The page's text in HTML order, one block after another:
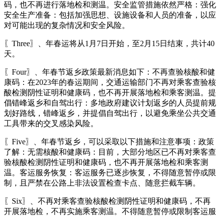
码，也不再进行落地检和测温。安全监管措施依然严格：强化
安全生产准备：包括加强思想、设施设备和人员的准备，以应
对可能出现的复杂情况和安全风险。
〖Three〗、年春运将从1月7日开始，至2月15日结束，共计40
天。
〖Four〗、年春节返乡政策最新消息如下：不再查验核酸和健
康码：在2023年的春运期间，交通运输部门不再对乘客查验核
酸检测阴性证明和健康码，也不再开展落地检和乘客测温。提
倡错峰返乡和自驾出行：多地政府建议计划返乡的人员提前规
划好路线，错峰返乡，并提倡自驾出行，以避免乘坐公共交通
工具带来的交叉感染风险。
〖Five〗、年春节返乡，可以采取以下措施和注意事项：政策
了解：无需核酸和健康码：目前，大部分地区已不再对乘客查
验核酸检测阴性证明和健康码，也不再开展落地检和乘客测
温。客运服务恢复：客运服务已逐步恢复，不得随意暂停或限
制，且严禁在公路上非法设置检查卡点、随意拦截车辆。
〖Six〗、不再对乘客查验核酸检测阴性证明和健康码，不再
开展落地检，不再实施乘客测温。不得随意暂停或限制客运服